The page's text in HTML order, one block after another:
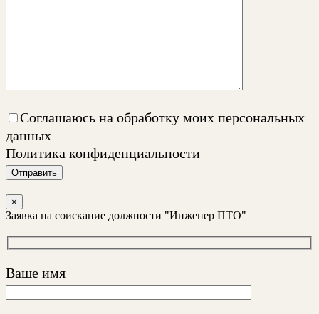
Соглашаюсь на обработку моих персональных
данных
Политика конфиденциальности
Отправить
×
Заявка на соискание должности "Инженер ПТО"
Ваше имя